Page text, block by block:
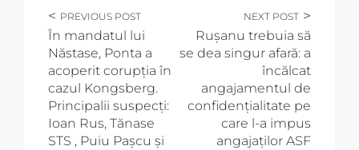
PREVIOUS POST
În mandatul lui
Năstase, Ponta a
acoperit corupția în
cazul Kongsberg.
Principalii suspecți:
Ioan Rus, Tănase
STS , Puiu Pașcu și
NEXT POST
Rușanu trebuia să
se dea singur afară: a
încălcat
angajamentul de
confidențialitate pe
care l-a impus
angajaților ASF